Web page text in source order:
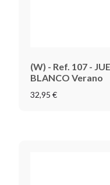
(W) - Ref. 107 -
BLANCO Verano
32,95 €